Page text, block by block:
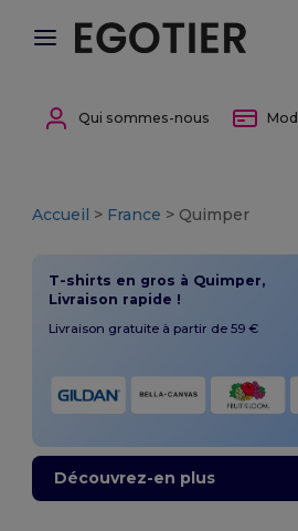
× Appli Egotier
Meilleurs prix sur l’app !
Qui sommes-nous
Accueil > France > Quimper
T-shirts en gros à Quimper,
Livraison rapide !
Livraison gratuite à partir de 59 €
Découvrez-en plus